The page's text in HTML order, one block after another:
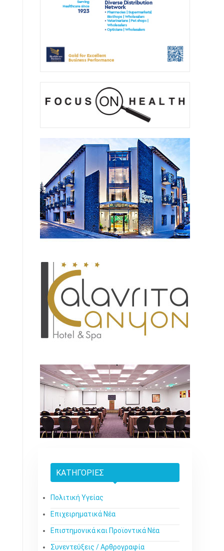
ΚΑΤΗΓΟΡΊΕΣ
Πολιτική Υγείας
Επιχειρηματικά Νέα
Επιστημονικά και Προϊοντικά Νέα
Συνεντεύξεις / Αρθρογραφία